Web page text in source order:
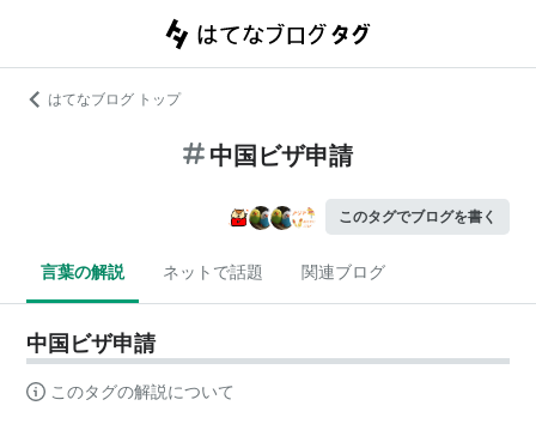
はてなブログ トップ
中国ビザ申請
このタグでブログを書く
言葉の解説 ネットで話題 関連ブログ
中国ビザ申請
このタグの解説について